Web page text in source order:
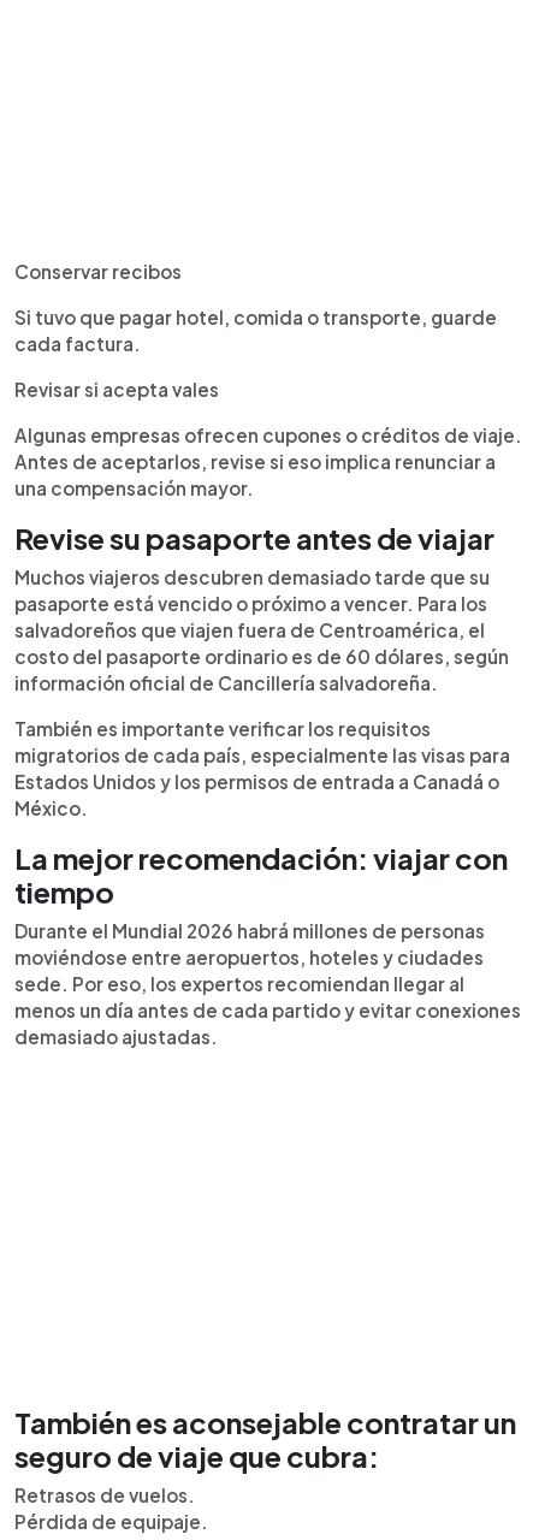
Conservar recibos
Si tuvo que pagar hotel, comida o transporte, guarde
cada factura.
Revisar si acepta vales
Algunas empresas ofrecen cupones o créditos de viaje.
Antes de aceptarlos, revise si eso implica renunciar a
una compensación mayor.
Revise su pasaporte antes de viajar
Muchos viajeros descubren demasiado tarde que su
pasaporte está vencido o próximo a vencer. Para los
salvadoreños que viajen fuera de Centroamérica, el
costo del pasaporte ordinario es de 60 dólares, según
información oficial de Cancillería salvadoreña.
También es importante verificar los requisitos
migratorios de cada país, especialmente las visas para
Estados Unidos y los permisos de entrada a Canadá o
México.
La mejor recomendación: viajar con
tiempo
Durante el Mundial 2026 habrá millones de personas
moviéndose entre aeropuertos, hoteles y ciudades
sede. Por eso, los expertos recomiendan llegar al
menos un día antes de cada partido y evitar conexiones
demasiado ajustadas.
También es aconsejable contratar un
seguro de viaje que cubra:
Retrasos de vuelos.
Pérdida de equipaje.